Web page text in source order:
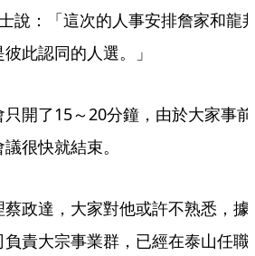
說：「這次的人事安排詹家和龍
此認同的人選。」
開了15～20分鐘，由於大家事前
很快就結束。
政達，大家對他或許不熟悉，據
責大宗事業群，已經在泰山任職